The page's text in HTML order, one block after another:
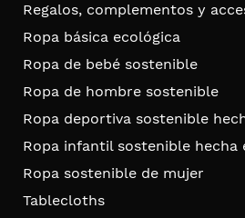
Regalos, complementos y
Ropa básica ecológica
Ropa de bebé sostenible
Ropa de hombre sostenible
Ropa deportiva sostenible
Ropa infantil sostenible hecha
Ropa sostenible de mujer
Tablecloths